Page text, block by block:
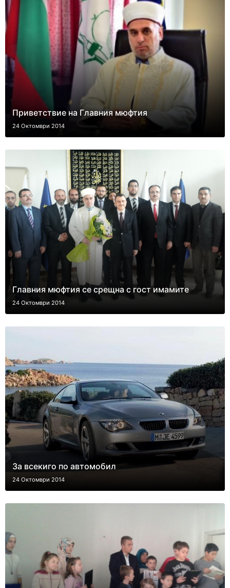
Приветствие на Главния мюфтия
24 Октомври 2014
Главния мюфтия се срещна с гост имамите
24 Октомври 2014
За всекиго по автомобил
24 Октомври 2014